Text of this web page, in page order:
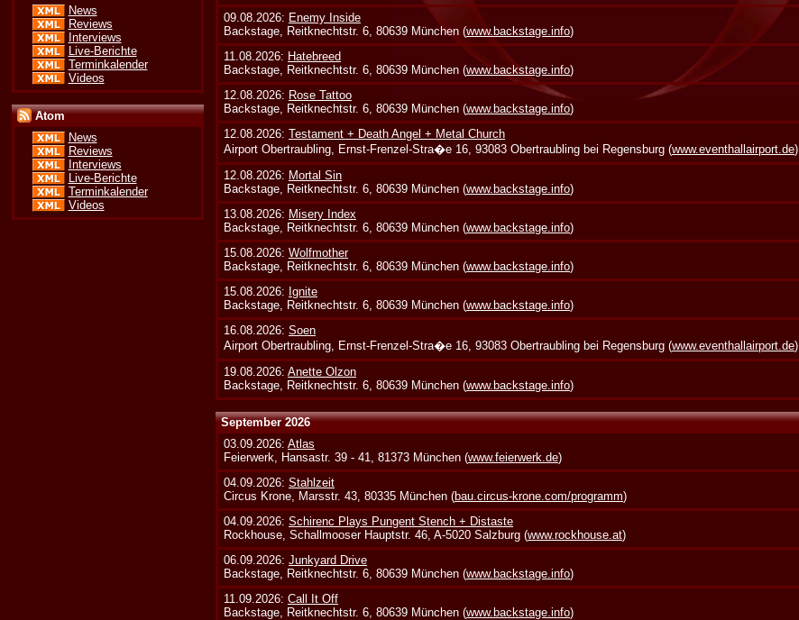
News
Reviews
Interviews
Live-Berichte
Terminkalender
Videos
Atom
News
Reviews
Interviews
Live-Berichte
Terminkalender
Videos
09.08.2026: Enemy Inside
Backstage, Reitknechtstr. 6, 80639 München (www.backstage.info)
11.08.2026: Hatebreed
Backstage, Reitknechtstr. 6, 80639 München (www.backstage.info)
12.08.2026: Rose Tattoo
Backstage, Reitknechtstr. 6, 80639 München (www.backstage.info)
12.08.2026:Testament + Death Angel + Metal Church
Airport Obertraubling, Ernst-Frenzel-Stra�e 16, 93083 Obertraubling bei Regensburg (www.eventhallairport.de)
12.08.2026: Mortal Sin
Backstage, Reitknechtstr. 6, 80639 München (www.backstage.info)
13.08.2026: Misery Index
Backstage, Reitknechtstr. 6, 80639 München (www.backstage.info)
15.08.2026:Wolfmother
Backstage, Reitknechtstr. 6, 80639 München (www.backstage.info)
15.08.2026: Ignite
Backstage, Reitknechtstr. 6, 80639 München (www.backstage.info)
16.08.2026:Soen
Airport Obertraubling, Ernst-Frenzel-Stra�e 16, 93083 Obertraubling bei Regensburg (www.eventhallairport.de)
19.08.2026:Anette Olzon
Backstage, Reitknechtstr. 6, 80639 München (www.backstage.info)
September 2026
03.09.2026:Atlas
Feierwerk, Hansastr. 39 - 41, 81373 München (www.feierwerk.de)
04.09.2026:Stahlzeit
Circus Krone, Marsstr. 43, 80335 München (bau.circus-krone.com/programm)
04.09.2026:Schirenc Plays Pungent Stench + Distaste
Rockhouse, Schallmooser Hauptstr. 46, A-5020 Salzburg (www.rockhouse.at)
06.09.2026:Junkyard Drive
Backstage, Reitknechtstr. 6, 80639 München (www.backstage.info)
11.09.2026:Call It Off
Backstage, Reitknechtstr. 6, 80639 München (www.backstage.info)